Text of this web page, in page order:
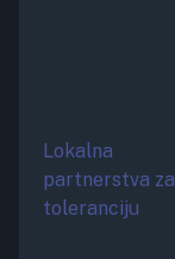
Lokalna
partnerstva za
toleranciju